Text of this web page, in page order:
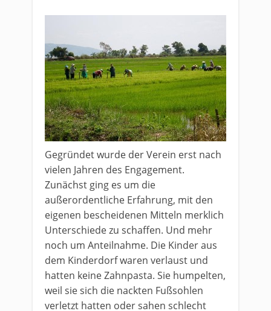
Gegründet wurde der Verein erst nach
vielen Jahren des Engagement.
Zunächst ging es um die
außerordentliche Erfahrung, mit den
eigenen bescheidenen Mitteln merklich
Unterschiede zu schaffen. Und mehr
noch um Anteilnahme. Die Kinder aus
dem Kinderdorf waren verlaust und
hatten keine Zahnpasta. Sie humpelten,
weil sie sich die nackten Fußsohlen
verletzt hatten oder sahen schlecht